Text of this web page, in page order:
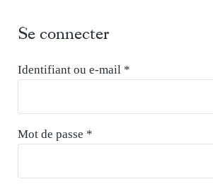
Se connecter
Identifiant ou e-mail *Obligatoire
Mot de passe *Obligatoire